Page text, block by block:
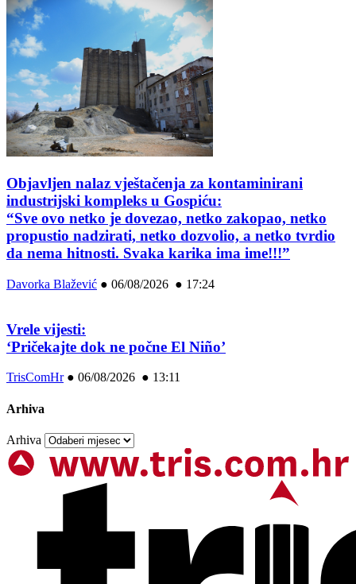
Objavljen nalaz vještačenja za kontaminirani
industrijski kompleks u Gospiću:
“Sve ovo netko je dovezao, netko zakopao, netko
propustio nadzirati, netko dozvolio, a netko tvrdio
da nema hitnosti. Svaka karika ima ime!!!”
Davorka Blažević ● 06/08/2026 ● 17:24
Vrele vijesti:
‘Pričekajte dok ne počne El Niño’
TrisComHr● 06/08/2026 ● 13:11
Arhiva
Arhiva